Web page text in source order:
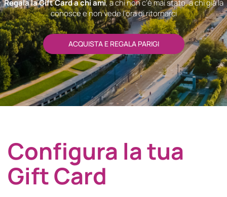
Regala la Gift Card a chi ami, a chi non c'è mai stato, a chi già la
conosce e non vede l'ora di ritornarci
ACQUISTA E REGALA PARIGI
Configura la tua
Gift Card